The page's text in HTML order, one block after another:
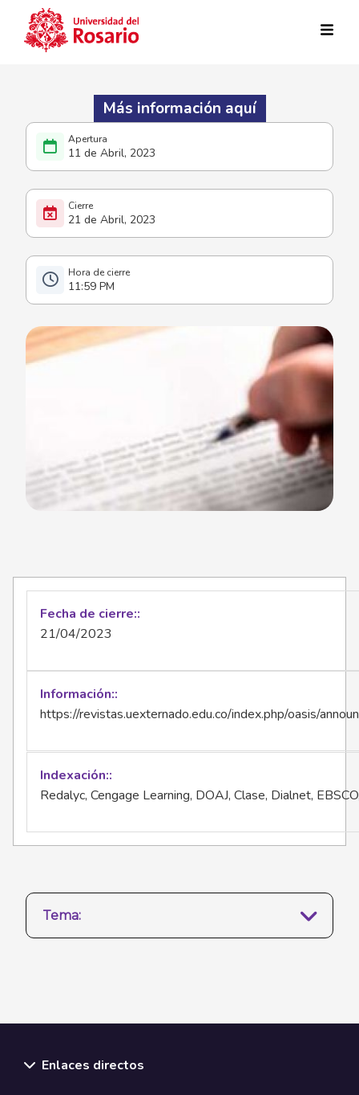
11 de Abril, 2023
21 de Abril, 2023
11:59 PM
Más información aquí
Fecha de cierre:
21/04/2023
Información:
https://revistas.uexternado.edu.co/index.php/oasis/
Indexación:
Redalyc, Cengage Learning, DOAJ, Clase, Dialnet,
Tema:
Enlaces directos